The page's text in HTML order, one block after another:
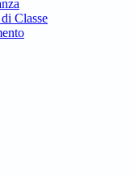
Classe